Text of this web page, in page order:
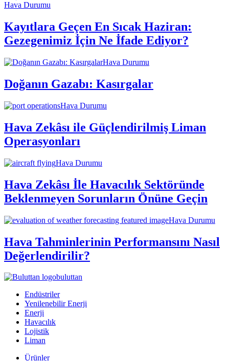
Hava Durumu
Kayıtlara Geçen En Sıcak Haziran:
Gezegenimiz İçin Ne İfade Ediyor?
Hava Durumu
Doğanın Gazabı: Kasırgalar
Hava Durumu
Hava Zekâsı ile Güçlendirilmiş Liman
Operasyonları
Hava Durumu
Hava Zekâsı İle Havacılık Sektöründe
Beklenmeyen Sorunların Önüne Geçin
Hava Durumu
Hava Tahminlerinin Performansını Nasıl
Değerlendirilir?
buluttan
Endüstriler
Yenilenebilir Enerji
Enerji
Havacılık
Lojistik
Liman
Ürünler